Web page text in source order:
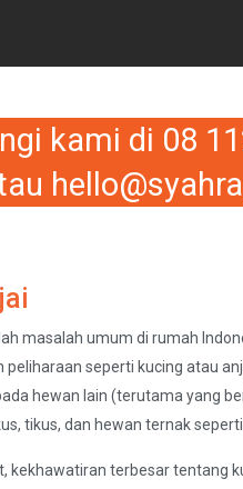
kami di 08
masalah umum di rumah
peliharaan seperti kucing atau
hewan lain (terutama yang
tikus, dan hewan ternak seperti
kekhawatiran terbesar tentang